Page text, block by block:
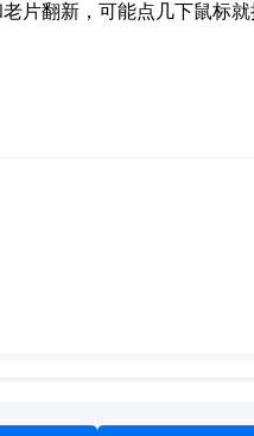
片翻新，可能点几下鼠标